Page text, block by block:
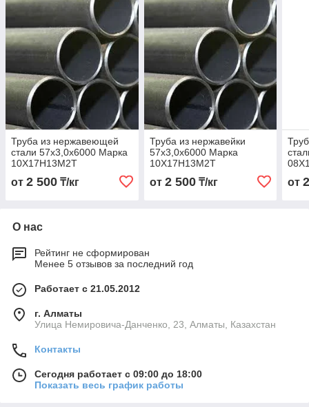
Труба из нержавеющей
стали 57х3,0х6000 Марка
10Х17Н13М2Т
от 2 500 ₸/кг
Труба из нержавейки
57х3,0х6000 Марка
10Х17Н13М2Т
от 2 500₸/кг от
О нас
Рейтинг не сформирован
Менее 5 отзывов за последний год
Работает с 21.05.2012
г. Алматы
Улица Немировича-Данченко, 23, Алматы, Казахстан
Контакты
Сегодня работает с 09:00 до 18:00
Показать весь график работы